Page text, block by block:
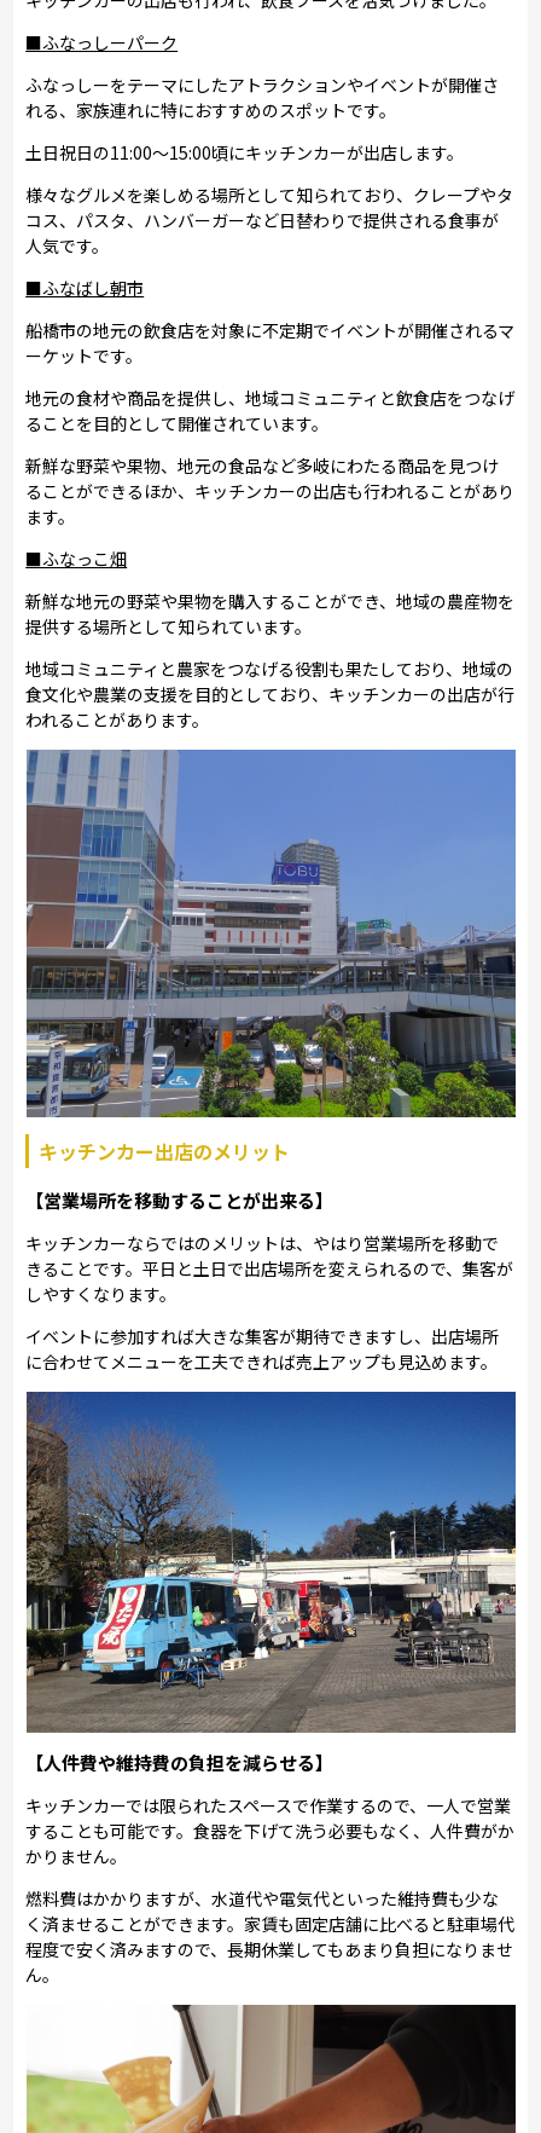
■ふなっしーパーク
ふなっしーをテーマにしたアトラクションやイベントが開催さ
れる、家族連れに特におすすめのスポットです。
土日祝日の11:00～15:00頃にキッチンカーが出店します。
様々なグルメを楽しめる場所として知られており、クレープやタ
コス、パスタ、ハンバーガーなど日替わりで提供される食事が
人気です。
■ふなばし朝市
船橋市の地元の飲食店を対象に不定期でイベントが開催されるマ
ーケットです。
地元の食材や商品を提供し、地域コミュニティと飲食店をつなげ
ることを目的として開催されています。
新鮮な野菜や果物、地元の食品など多岐にわたる商品を見つけ
ることができるほか、キッチンカーの出店も行われることがあり
ます。
■ふなっこ畑
新鮮な地元の野菜や果物を購入することができ、地域の農産物を
提供する場所として知られています。
地域コミュニティと農家をつなげる役割も果たしており、地域の
食文化や農業の支援を目的としており、キッチンカーの出店が行
われることがあります。
キッチンカー出店のメリット
【営業場所を移動することが出来る】
キッチンカーならではのメリットは、やはり営業場所を移動で
きることです。平日と土日で出店場所を変えられるので、集客が
しやすくなります。
イベントに参加すれば大きな集客が期待できますし、出店場所
に合わせてメニューを工夫できれば売上アップも見込めます。
【人件費や維持費の負担を減らせる】
キッチンカーでは限られたスペースで作業するので、一人で営業
することも可能です。食器を下げて洗う必要もなく、人件費がか
かりません。
燃料費はかかりますが、水道代や電気代といった維持費も少な
く済ませることができます。家賃も固定店舗に比べると駐車場代
程度で安く済みますので、長期休業してもあまり負担になりませ
ん。